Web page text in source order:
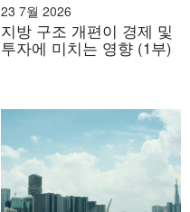
23 7월 2026
지방 구조 개편이 경제 및
투자에 미치는 영향 (1부)